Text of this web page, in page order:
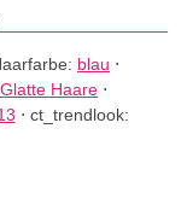
blau ⋅
Glatte Haare ⋅
⋅ ct_trendlook: